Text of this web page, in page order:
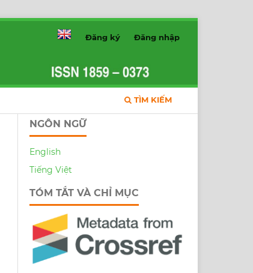
TÌM KIẾM
Đăng ký Đăng nhập
NGÔN NGỮ
English
Tiếng Việt
TÓM TẮT VÀ CHỈ MỤC